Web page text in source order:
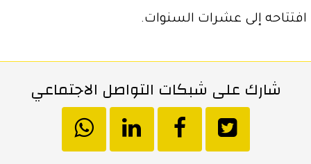
افتتاحه إلى عشرات السنوات.
شارك على شبكات التواصل الاجتماعي
انشر انشر انشر